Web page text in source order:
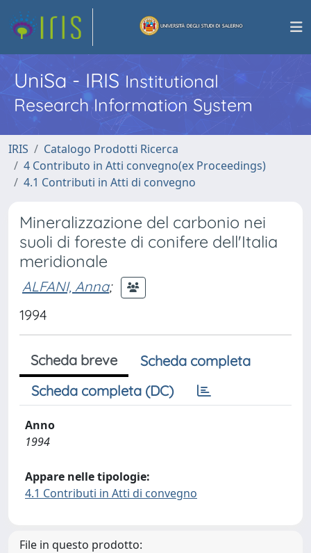
UniSa - IRISInstitutional
Research Information System
IRIS
Catalogo Prodotti Ricerca
4 Contributo in Atti convegno(ex Proceedings)
4.1 Contributi in Atti di convegno
Mineralizzazione del carbonio nei
suoli di foreste di conifere dell'Italia
meridionale
ALFANI, Anna;
1994
Scheda breve
Scheda completa
Scheda completa (DC)
Anno
1994
Appare nelle tipologie:
4.1 Contributi in Atti di convegno
File in questo prodotto: